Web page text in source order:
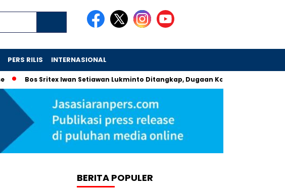
PERS RILIS INTERNASIONAL
Bos Sritex Iwan Setiawan Lukminto Ditangkap, Dugaan Korupsi Kredit Bank
BERITA POPULER